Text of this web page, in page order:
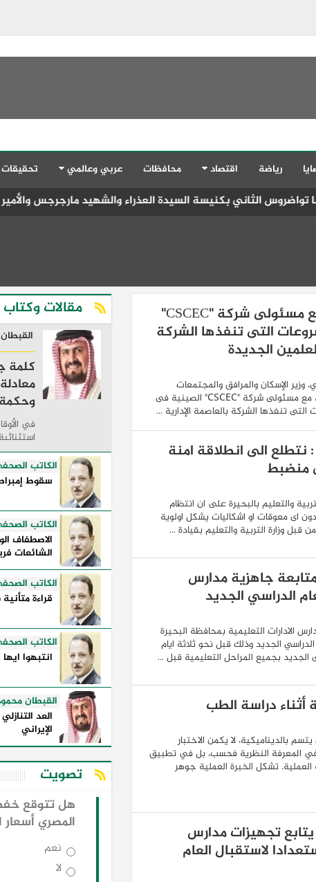
رياضة اقتصاد محافظات عربي وعالمي تحقيقات
جامعة السيدة العذراء والشهيد مارجرجس والأمير تادرس
وزير الإسكان يتابع مع مسئولى شركة "CSCEC"
التى تنفذها الشركة
الجديدة
الإسكان والمرافق والمجتمعات
العمرانية، اجتماعاً صباح اليوم، مع مسئولى شركة "CSCEC" الصينية فى
تنفذها الشركة بالعاصمة الإدارية ...
نتطلع الى انطلاقة امنة
منضبط
والتعليم بالبحيرة على ان انتظام
اى معوقات او اشكاليات يشكل اولوية
وزارة التربية والتعليم بقيادة ...
جاهزية مدارس
الدراسي الجديد
الادارات التعليمية بمحافظة البحيرة
الجديد وذلك قبل نحو ثلاثة ايام
الجديد بجميع المراحل التعليمية قبل ...
أثناء دراسة الطب
بالديناميكية، لا يكمن الاختبار
المعرفة النظرية فحسب، بل في تطبيق
تشكل الخبرة العملية جوهر
تجهيزات مدارس
لاستقبال العام
مقالات وكتاب
كلمة
في
تكشف
الكاتب
سقوط
الكاتب
الاصطفاف
الشائعات
الكاتب
قراءة
الكاتب
انتبهوا
القبطان
العد
الإيراني
تصويت
هل تتوقع
المصري أسعار
نعم
لا